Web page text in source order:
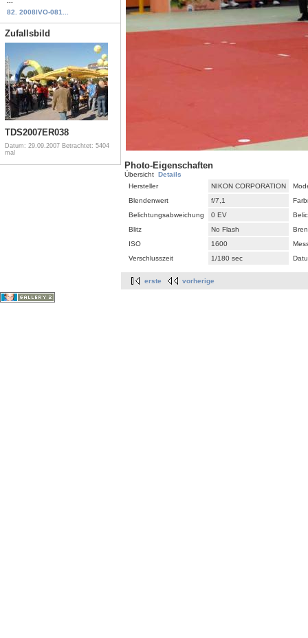
82. 2008IVO-081...
Zufallsbild
TDS2007ER038
Datum: 29.09.2007 Betrachtet: 5404
mal
Photo-Eigenschaften
Übersicht Details
Hersteller
NIKON CORPORATION
Blendenwert
f/7,1
Belichtungsabweichung
0 EV
Blitz
No Flash
ISO
1600
Verschlusszeit
1/180 sec
erste vorherige